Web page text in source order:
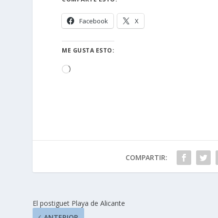
Facebook X
ME GUSTA ESTO:
Cargando...
COMPARTIR:
El postiguet Playa de Alicante